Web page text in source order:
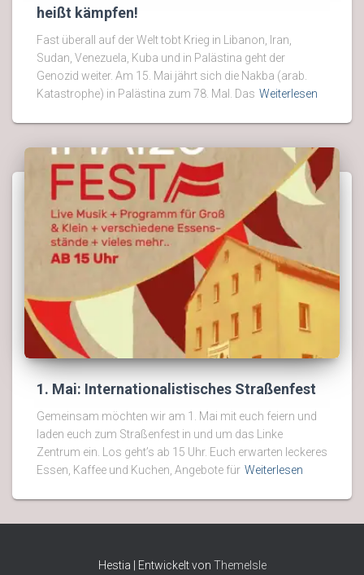
heißt kämpfen!
Fast überall auf der Welt tobt Krieg in Libanon, Iran,
Sudan, Venezuela, Kuba und in Palästina geht der
Genozid weiter. Am 15. Mai jährt sich die Nakba (arab.
Katastrophe) in Palästina zum 78. Mal. Das Weiterlesen
1. Mai: Internationalistisches Straßenfest
Gemeinsam möchten wir am 1. Mai mit euch feiern und
laden euch zum Straßenfest in und um das Linke
Zentrum ein. Los geht’s ab 15 Uhr. Euch erwarten leckeres
Essen, Kaffee und Kuchen, Angebote für Weiterlesen
Hestia | Entwickelt von ThemeIsle